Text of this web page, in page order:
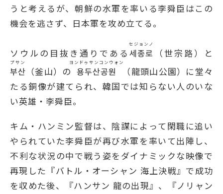
うと考えるが、朝鮮の水軍を率いる李舜臣はこの
機会を逃さず、日本軍を攻め立てる。
ソウルの目抜き通りである 세종로
セジョンノ
（世宗路）と
부산
プサン
（釜山）の 용두산공원
ヨンドゥサンコンウォン
（龍頭山公園）に堂々
たる銅像が建てられ、韓国では知らない人のいな
い英雄・李舜臣。
キム・ハンミン監督は、陰謀によって閑職に追い
やられていた李舜臣が再び水軍を率いて出陣し、
不利な状況の中で戦う姿をダイナミックな映像で
再現した『バトル・オーシャン 海上決戦』で成功
を収めた後、『ハンサン 龍の出現』、『ノリャン